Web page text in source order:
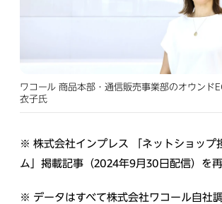
ワコール 商品本部・通信販売事業部のオウンド
衣子氏
※ 株式会社インプレス 「ネットショップ
ム」掲載記事（2024年9月30日配信）を
※ データはすべて株式会社ワコール自社